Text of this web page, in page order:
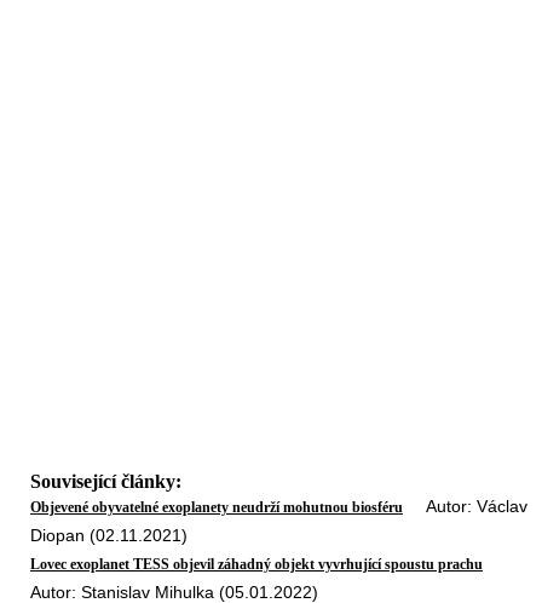
Související články:
Objevené obyvatelné exoplanety neudrží mohutnou biosféru
Autor: Václav
Diopan (02.11.2021)
Lovec exoplanet TESS objevil záhadný objekt vyvrhující spoustu prachu
Autor: Stanislav Mihulka (05.01.2022)